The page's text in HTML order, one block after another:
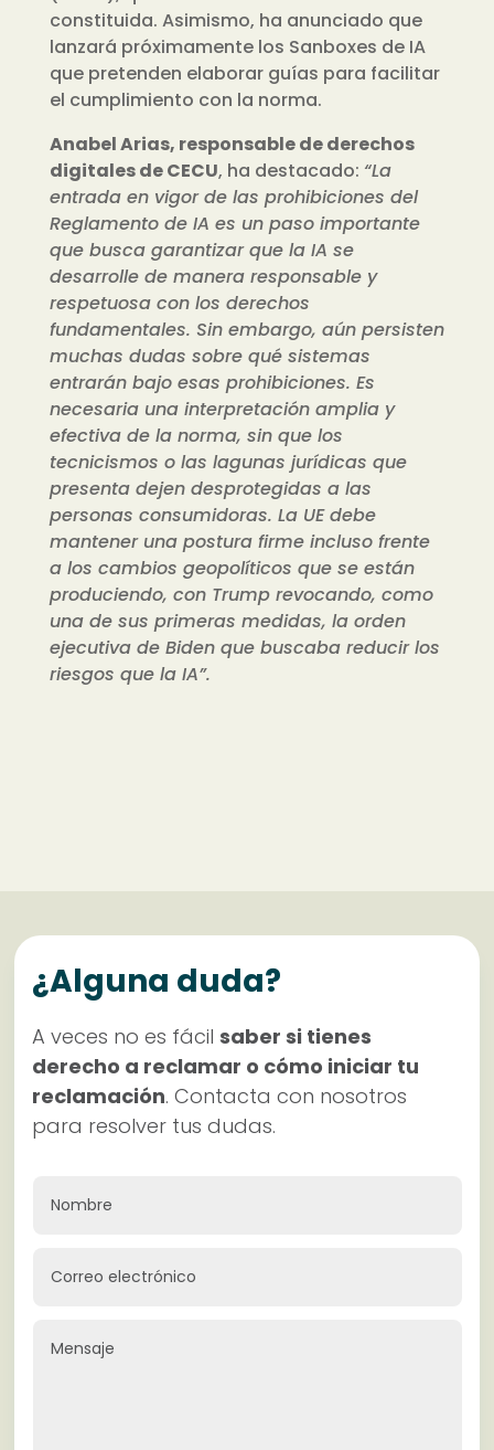
constituida. Asimismo, ha anunciado que
lanzará próximamente los Sanboxes de IA
que pretenden elaborar guías para facilitar
el cumplimiento con la norma.
Anabel Arias, responsable de derechos
digitales de CECU, ha destacado: “La
entrada en vigor de las prohibiciones del
Reglamento de IA es un paso importante
que busca garantizar que la IA se
desarrolle de manera responsable y
respetuosa con los derechos
fundamentales. Sin embargo, aún persisten
muchas dudas sobre qué sistemas
entrarán bajo esas prohibiciones. Es
necesaria una interpretación amplia y
efectiva de la norma, sin que los
tecnicismos o las lagunas jurídicas que
presenta dejen desprotegidas a las
personas consumidoras. La UE debe
mantener una postura firme incluso frente
a los cambios geopolíticos que se están
produciendo, con Trump revocando, como
una de sus primeras medidas, la orden
ejecutiva de Biden que buscaba reducir los
riesgos que la IA”.
¿Alguna duda?
A veces no es fácilsaber si tienes
derecho a reclamar o cómo iniciar tu
reclamación. Contacta con nosotros
para resolver tus dudas.